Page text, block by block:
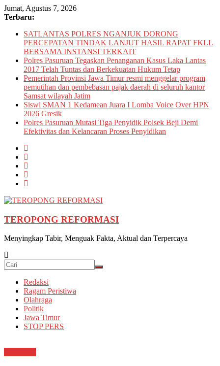
Skip
to
Jumat, Agustus 7, 2026
Terbaru:
SATLANTAS POLRES NGANJUK DORONG
PERCEPATAN TINDAK LANJUT HASIL RAPAT FKLL
BERSAMA INSTANSI TERKAIT
Polres Pasuruan Tegaskan Penanganan Kasus Laka Lantas
2017 Telah Tuntas dan Berkekuatan Hukum Tetap
Pemerintah Provinsi Jawa Timur resmi menggelar program
pemutihan dan pembebasan pajak daerah di seluruh kantor
Samsat wilayah Jatim
Siswi SMAN 1 Kedamean Juara I Lomba Voice Over HPN
2026 Gresik
Polres Pasuruan Mutasi Tiga Penyidik Polsek Beji Demi
Efektivitas dan Kelancaran Proses Penyidikan
TEROPONG REFORMASI
Menyingkap Tabir, Menguak Fakta, Aktual dan Terpercaya
Redaksi
Ragam Peristiwa
Olahraga
Politik
Jawa Timur
STOP PERS